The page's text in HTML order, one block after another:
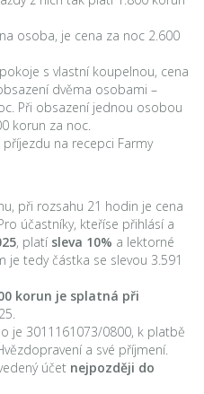
osoba, je cena za noc 2.600
s vlastní koupelnou, cena
dvěma osobami –
Při obsazení jednou osobou
korun za noc.
na recepci Farmy
při rozsahu 21 hodin je cena
účastníky, kteříse přihlásí a
, platí sleva 10% a lektorné
je tedy částka se slevou 3.591
korun je splatná při
je 3011161073/0800, k platbě
a své příjmení.
účet nejpozději do